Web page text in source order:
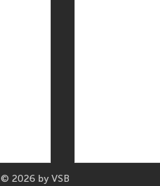
© 2026 by VSB